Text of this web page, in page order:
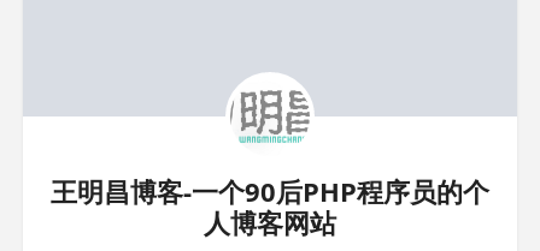
王明昌博客-一个90后PHP程序员的个
人博客网站